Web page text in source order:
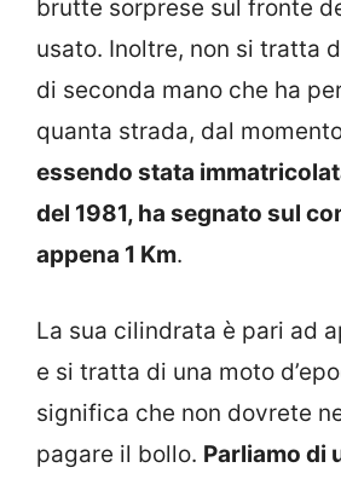
brutte sorprese sul fronte
usato. Inoltre, non si tratta
di seconda mano che ha
quanta strada, dal
essendo stata
del 1981, ha segnato sul
appena 1 Km.
La sua cilindrata è pari ad
e si tratta di una moto
significa che non dovrete
pagare il bollo. Parliamo di